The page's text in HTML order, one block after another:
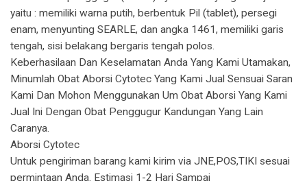
yaitu : memiliki warna putih, berbentuk Pil (tablet), persegi
enam, menyunting SEARLE, dan angka 1461, memiliki garis
tengah, sisi belakang bergaris tengah polos.
Keberhasilaan Dan Keselamatan Anda Yang Kami Utamakan,
Minumlah Obat Aborsi Cytotec Yang Kami Jual Sensuai Saran
Kami Dan Mohon Menggunakan Um Obat Aborsi Yang Kami
Jual Ini Dengan Obat Penggugur Kandungan Yang Lain
Caranya.
Aborsi Cytotec
Untuk pengiriman barang kami kirim via JNE,POS,TIKI sesuai
permintaan Anda. Estimasi 1-2 Hari Sampai